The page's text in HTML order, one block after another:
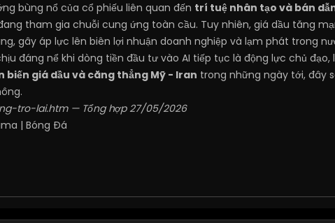
bùng nổ của cổ phiếu liên quan đến trí tuệ nhân tạo và bán
tham gia chuỗi cung ứng toàn cầu. Tuy nhiên, giá dầu tăng
gây áp lực lên biên lợi nhuận doanh nghiệp và lạm phát trong
đáng nể khi dòng tiền đầu tư vào AI tiếp tục là động lực chủ đạo,
biến giá dầu và căng thẳng Mỹ - Iran trong những ngày tới, đây
tro-lai.htm— Tổng hợp 27/05/2026
| Bóng Đá